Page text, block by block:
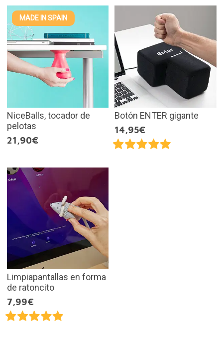
MADE IN SPAIN
NiceBalls, tocador de
pelotas
21,90€
Botón ENTER gigante
14,95€
Limpiapantallas en forma
de ratoncito
7,99€